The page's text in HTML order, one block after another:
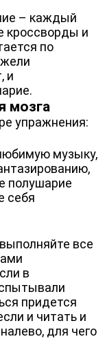
– каждый
кроссворды и
по
и
мозга
упражнения:
музыку,
полушарие
себя
все
в
придется
и читать и
для чего